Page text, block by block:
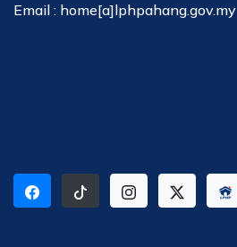
Email : home[a]lphpahang.gov.my